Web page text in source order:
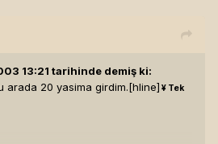
13:21 tarihinde demiş ki:
arada 20 yasima girdim.[hline] ¥ Tek